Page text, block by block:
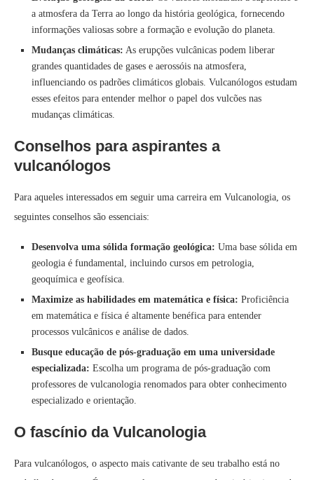
a atmosfera da Terra ao longo da história geológica, fornecendo
informações valiosas sobre a formação e evolução do planeta.
Mudanças climáticas: As erupções vulcânicas podem liberar
grandes quantidades de gases e aerossóis na atmosfera,
influenciando os padrões climáticos globais. Vulcanólogos estudam
esses efeitos para entender melhor o papel dos vulcões nas
mudanças climáticas.
Conselhos para aspirantes a
vulcanólogos
Para aqueles interessados em seguir uma carreira em Vulcanologia, os
seguintes conselhos são essenciais:
Desenvolva uma sólida formação geológica: Uma base sólida em
geologia é fundamental, incluindo cursos em petrologia,
geoquímica e geofísica.
Maximize as habilidades em matemática e física: Proficiência
em matemática e física é altamente benéfica para entender
processos vulcânicos e análise de dados.
Busque educação de pós-graduação em uma universidade
especializada: Escolha um programa de pós-graduação com
professores de vulcanologia renomados para obter conhecimento
especializado e orientação.
O fascínio da Vulcanologia
Para vulcanólogos, o aspecto mais cativante de seu trabalho está no